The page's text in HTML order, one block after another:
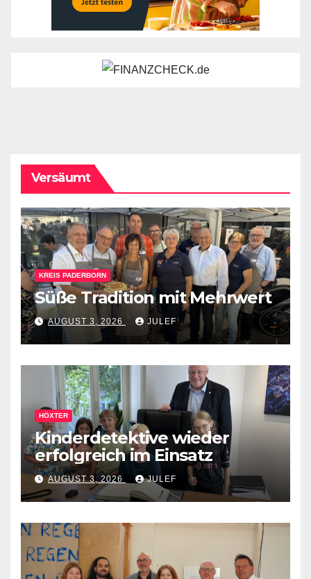
Versäumt
KREIS PADERBORN
Süße Tradition mit Mehrwert
AUGUST 3, 2026 JULEF
HÖXTER
Kinderdetektive wieder
erfolgreich im Einsatz
AUGUST 3, 2026 JULEF